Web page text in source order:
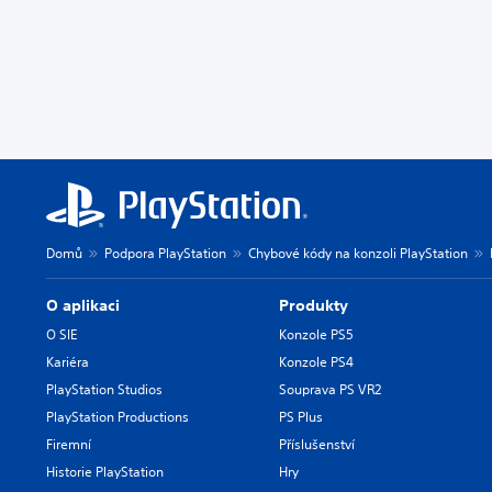
Domů Podpora PlayStation Chybové kódy na konzoli PlayStation
O aplikaci
O SIE
Kariéra
PlayStation Studios
PlayStation Productions
Firemní
Historie PlayStation
Produkty
Konzole PS5
Konzole PS4
Souprava PS VR2
PS Plus
Příslušenství
Hry